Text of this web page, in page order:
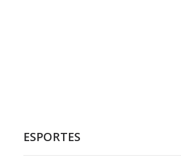
ESPORTES